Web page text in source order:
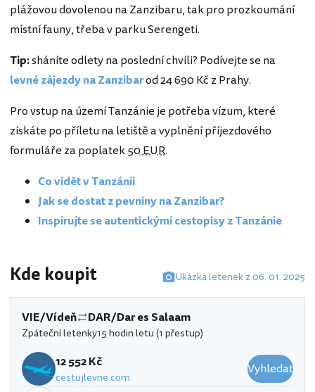
plážovou dovolenou na Zanzibaru, tak pro prozkoumání
místní fauny, třeba v parku Serengeti.
Tip:sháníte odlety na poslední chvíli? Podívejte se na
levné zájezdy na Zanzibarod 24 690 Kč z Prahy.
Pro vstup na území Tanzánie je potřeba vízum, které
získáte po příletu na letiště a vyplnění příjezdového
formuláře za poplatek50 EUR.
Co vidět v Tanzánii
Jak se dostat z pevniny na Zanzibar?
Inspirujte se autentickými cestopisy z Tanzánie
Kde koupit Ukázka letenek z 06. 01. 2025
VIE/Vídeň DAR/Dar es Salaam
Zpáteční letenky15 hodin letu (1 přestup)
12 552 Kč
cestujlevne.com
Vyhledat